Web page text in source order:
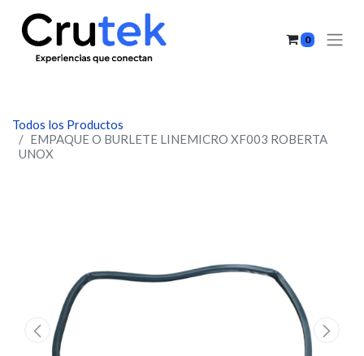
0
Todos los Productos
EMPAQUE O BURLETE LINEMICRO XF003 ROBERTA
UNOX